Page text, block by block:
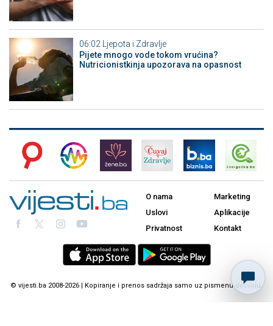
06:02 Ljepota i Zdravlje
Pijete mnogo vode tokom vrućina?
Nutricionistkinja upozorava na opasnost
O nama
Uslovi
Privatnost
Marketing
Aplikacije
Kontakt
© vijesti.ba 2008-2026 | Kopiranje i prenos sadržaja samo uz pismenu dozvolu.